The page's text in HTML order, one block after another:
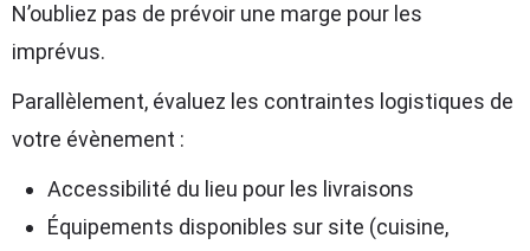
N’oubliez pas de prévoir une marge pour les
imprévus.
Parallèlement, évaluez les contraintes logistiques de
votre évènement :
Accessibilité du lieu pour les livraisons
Équipements disponibles sur site (cuisine,